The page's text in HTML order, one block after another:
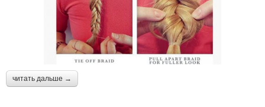
читать дальше →